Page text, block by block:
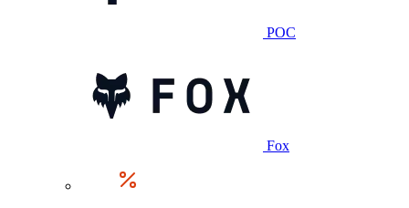
POC
Fox